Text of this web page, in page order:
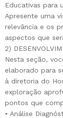
Educativas para
Apresente uma
relevância e os
aspectos que
2)
Nesta seção,
elaborado para
à diretoria do
exploração
pontos que
• Análise